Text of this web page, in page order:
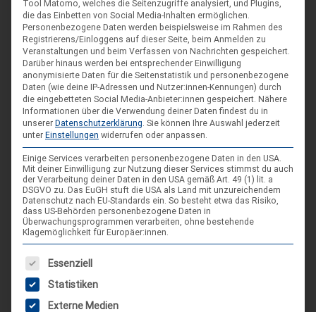
DIE NÄCHSTEN VERANSTALTUNGEN
ARR|JEL Sommertreffen 2026
21. Aug. 26
Blankenburg (Harz)-Wienrode
Landes-NAP 2026
4. Sep. 26
Hameln
04
Sep.
Spieleseminar - Werde zur Spielfigur“ -
Spiele im XXL-Format
4. Sep. 26
[alle Veranstaltungen]
Tool Matomo, welches die Seitenzugriffe analysiert, und Plugins,
die das Einbetten von Social Media-Inhalten ermöglichen.
Personenbezogene Daten werden beispielsweise im Rahmen des
Registrierens/Einloggens auf dieser Seite, beim Anmelden zu
Veranstaltungen und beim Verfassen von Nachrichten gespeichert.
Darüber hinaus werden bei entsprechender Einwilligung
anonymisierte Daten für die Seitenstatistik und personenbezogene
Daten (wie deine IP-Adressen und Nutzer:innen-Kennungen) durch
die eingebetteten Social Media-Anbieter:innen gespeichert. Nähere
Informationen über die Verwendung deiner Daten findest du in
unserer Datenschutzerklärung. Sie können Ihre Auswahl jederzeit
unter Einstellungen widerrufen oder anpassen.
Einige Services verarbeiten personenbezogene Daten in den USA.
Mit deiner Einwilligung zur Nutzung dieser Services stimmst du auch
der Verarbeitung deiner Daten in den USA gemäß Art. 49 (1) lit. a
DSGVO zu. Das EuGH stuft die USA als Land mit unzureichendem
Datenschutz nach EU-Standards ein. So besteht etwa das Risiko,
dass US-Behörden personenbezogene Daten in
Überwachungsprogrammen verarbeiten, ohne bestehende
Klagemöglichkeit für Europäer:innen.
Es folgt eine Liste der Service-Gruppen, für die eine
Essenziell
Statistiken
Externe Medien